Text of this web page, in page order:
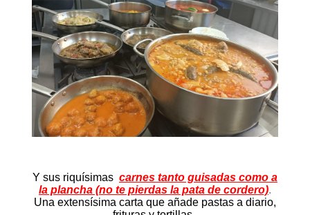
Y sus riquísimas carnes tanto guisadas como a
la plancha (no te pierdas la pata de cordero).
Una extensísima carta que añade pastas a diario,